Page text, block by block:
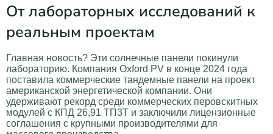
От лабораторных исследований к
реальным проектам
Главная новость? Эти солнечные панели покинули
лабораторию. Компания Oxford PV в конце 2024 года
поставила коммерческие тандемные панели на проект
американской энергетической компании. Они
удерживают рекорд среди коммерческих перовскитных
модулей с КПД 26,91 ТП3Т и заключили лицензионные
соглашения с крупными производителями для